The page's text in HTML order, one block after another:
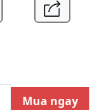
Mua ngay